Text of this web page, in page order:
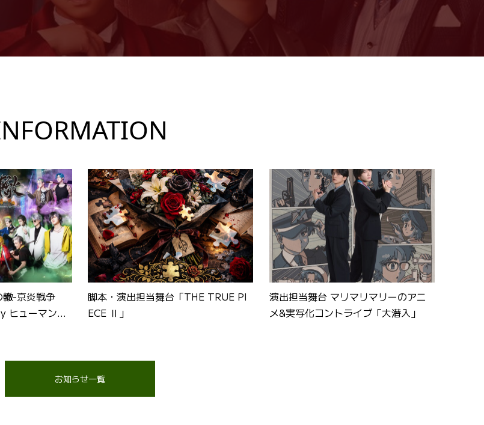
-京炎戦争
ヒューマンバ
脚本・演出担当舞台「THE TRUE PI
ECE Ⅱ」
演出担当舞台 マリマリマリーのアニ
メ&実写化コントライブ「大潜入」
お知らせ一覧